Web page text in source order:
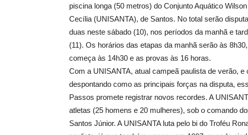
piscina longa (50 metros) do Conjunto Aquático
Cecília (UNISANTA), de Santos. No total serão
duas neste sábado (10), nos períodos da manhã e
(11). Os horários das etapas da manhã serão às
começa às 14h30 e as provas às 16 horas.
Com a UNISANTA, atual campeã paulista de verão,
despontando como as principais forças na disputa,
Passos promete registrar novos recordes. A
atletas (25 homens e 20 mulheres), sob o comando
Santos Júnior. A UNISANTA luta pelo bi do Troféu